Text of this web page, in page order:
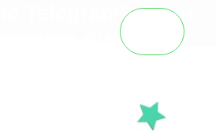
Telegram? План
бизнеса